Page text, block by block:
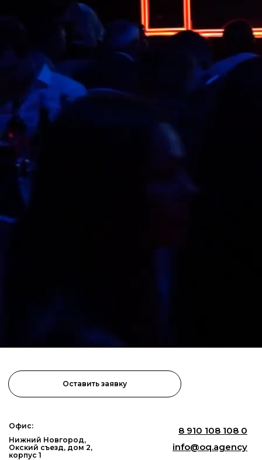
Офис:
Нижний Новгород,
Окский съезд, дом 2,
корпус 1
8 910 108 108 0
info@oq.agency
Оставить заявку